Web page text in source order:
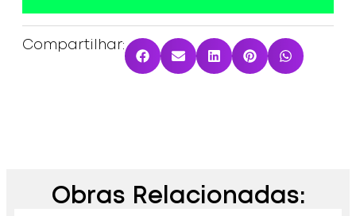
Compartilhar:
Obras Relacionadas: